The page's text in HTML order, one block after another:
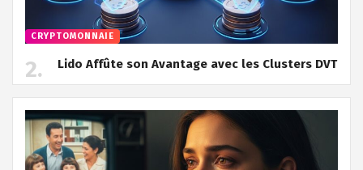
CRYPTOMONNAIE
Lido Affûte son Avantage avec les Clusters DVT